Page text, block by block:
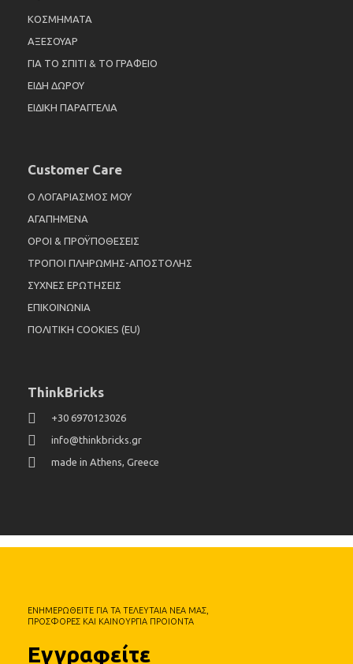
ΚΟΣΜΗΜΑΤΑ
ΑΞΕΣΟΥΑΡ
ΓΙΑ ΤΟ ΣΠΙΤΙ & ΤΟ ΓΡΑΦΕΙΟ
ΕΙΔΗ ΔΩΡΟΥ
ΕΙΔΙΚΗ ΠΑΡΑΓΓΕΛΙΑ
Customer Care
Ο ΛΟΓΑΡΙΑΣΜΟΣ ΜΟΥ
ΑΓΑΠΗΜΕΝΑ
ΟΡΟΙ & ΠΡΟΫΠΟΘΕΣΕΙΣ
ΤΡΟΠΟΙ ΠΛΗΡΩΜΗΣ-ΑΠΟΣΤΟΛΗΣ
ΣΥΧΝΕΣ ΕΡΩΤΗΣΕΙΣ
ΕΠΙΚΟΙΝΩΝΙΑ
ΠΟΛΙΤΙΚΗ COOKIES (EU)
ThinkBricks
+30 6970123026
info@thinkbricks.gr
made in Athens, Greece
Εγγραφείτε
ΕΝΗΜΕΡΩΘΕΙΤΕ ΓΙΑ ΤΑ ΤΕΛΕΥΤΑΙΑ ΝΕΑ ΜΑΣ,
ΠΡΟΣΦΟΡΕΣ ΚΑΙ ΚΑΙΝΟΥΡΓΙΑ ΠΡΟΙΟΝΤΑ